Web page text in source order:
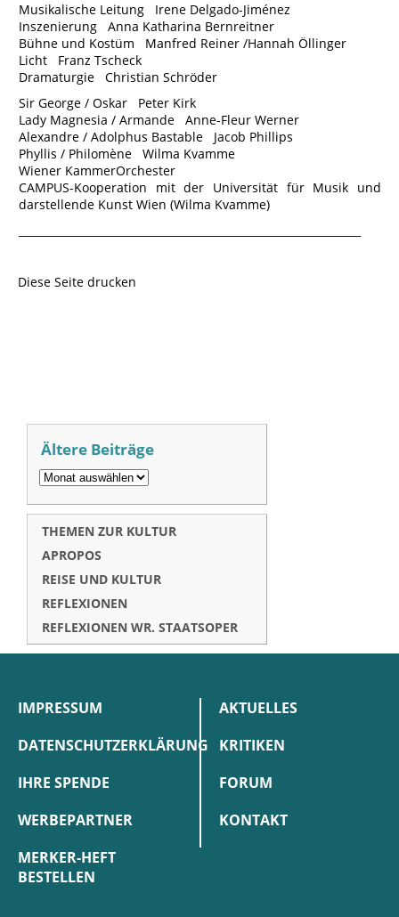
Musikalische Leitung Irene Delgado-Jiménez
Inszenierung Anna Katharina Bernreitner
Bühne und Kostüm Manfred Reiner /Hannah Öllinger
Licht Franz Tscheck
Dramaturgie Christian Schröder
Sir George / Oskar Peter Kirk
Lady Magnesia / Armande Anne-Fleur Werner
Alexandre / Adolphus Bastable Jacob Phillips
Phyllis / Philomène Wilma Kvamme
Wiener KammerOrchester
CAMPUS-Kooperation mit der Universität für Musik und
darstellende Kunst Wien (Wilma Kvamme)
Diese Seite drucken
Ältere Beiträge
THEMEN ZUR KULTUR
APROPOS
REISE UND KULTUR
REFLEXIONEN
REFLEXIONEN WR. STAATSOPER
IMPRESSUM
DATENSCHUTZERKLÄRUNG
IHRE SPENDE
WERBEPARTNER
MERKER-HEFT
BESTELLEN
AKTUELLES
KRITIKEN
FORUM
KONTAKT